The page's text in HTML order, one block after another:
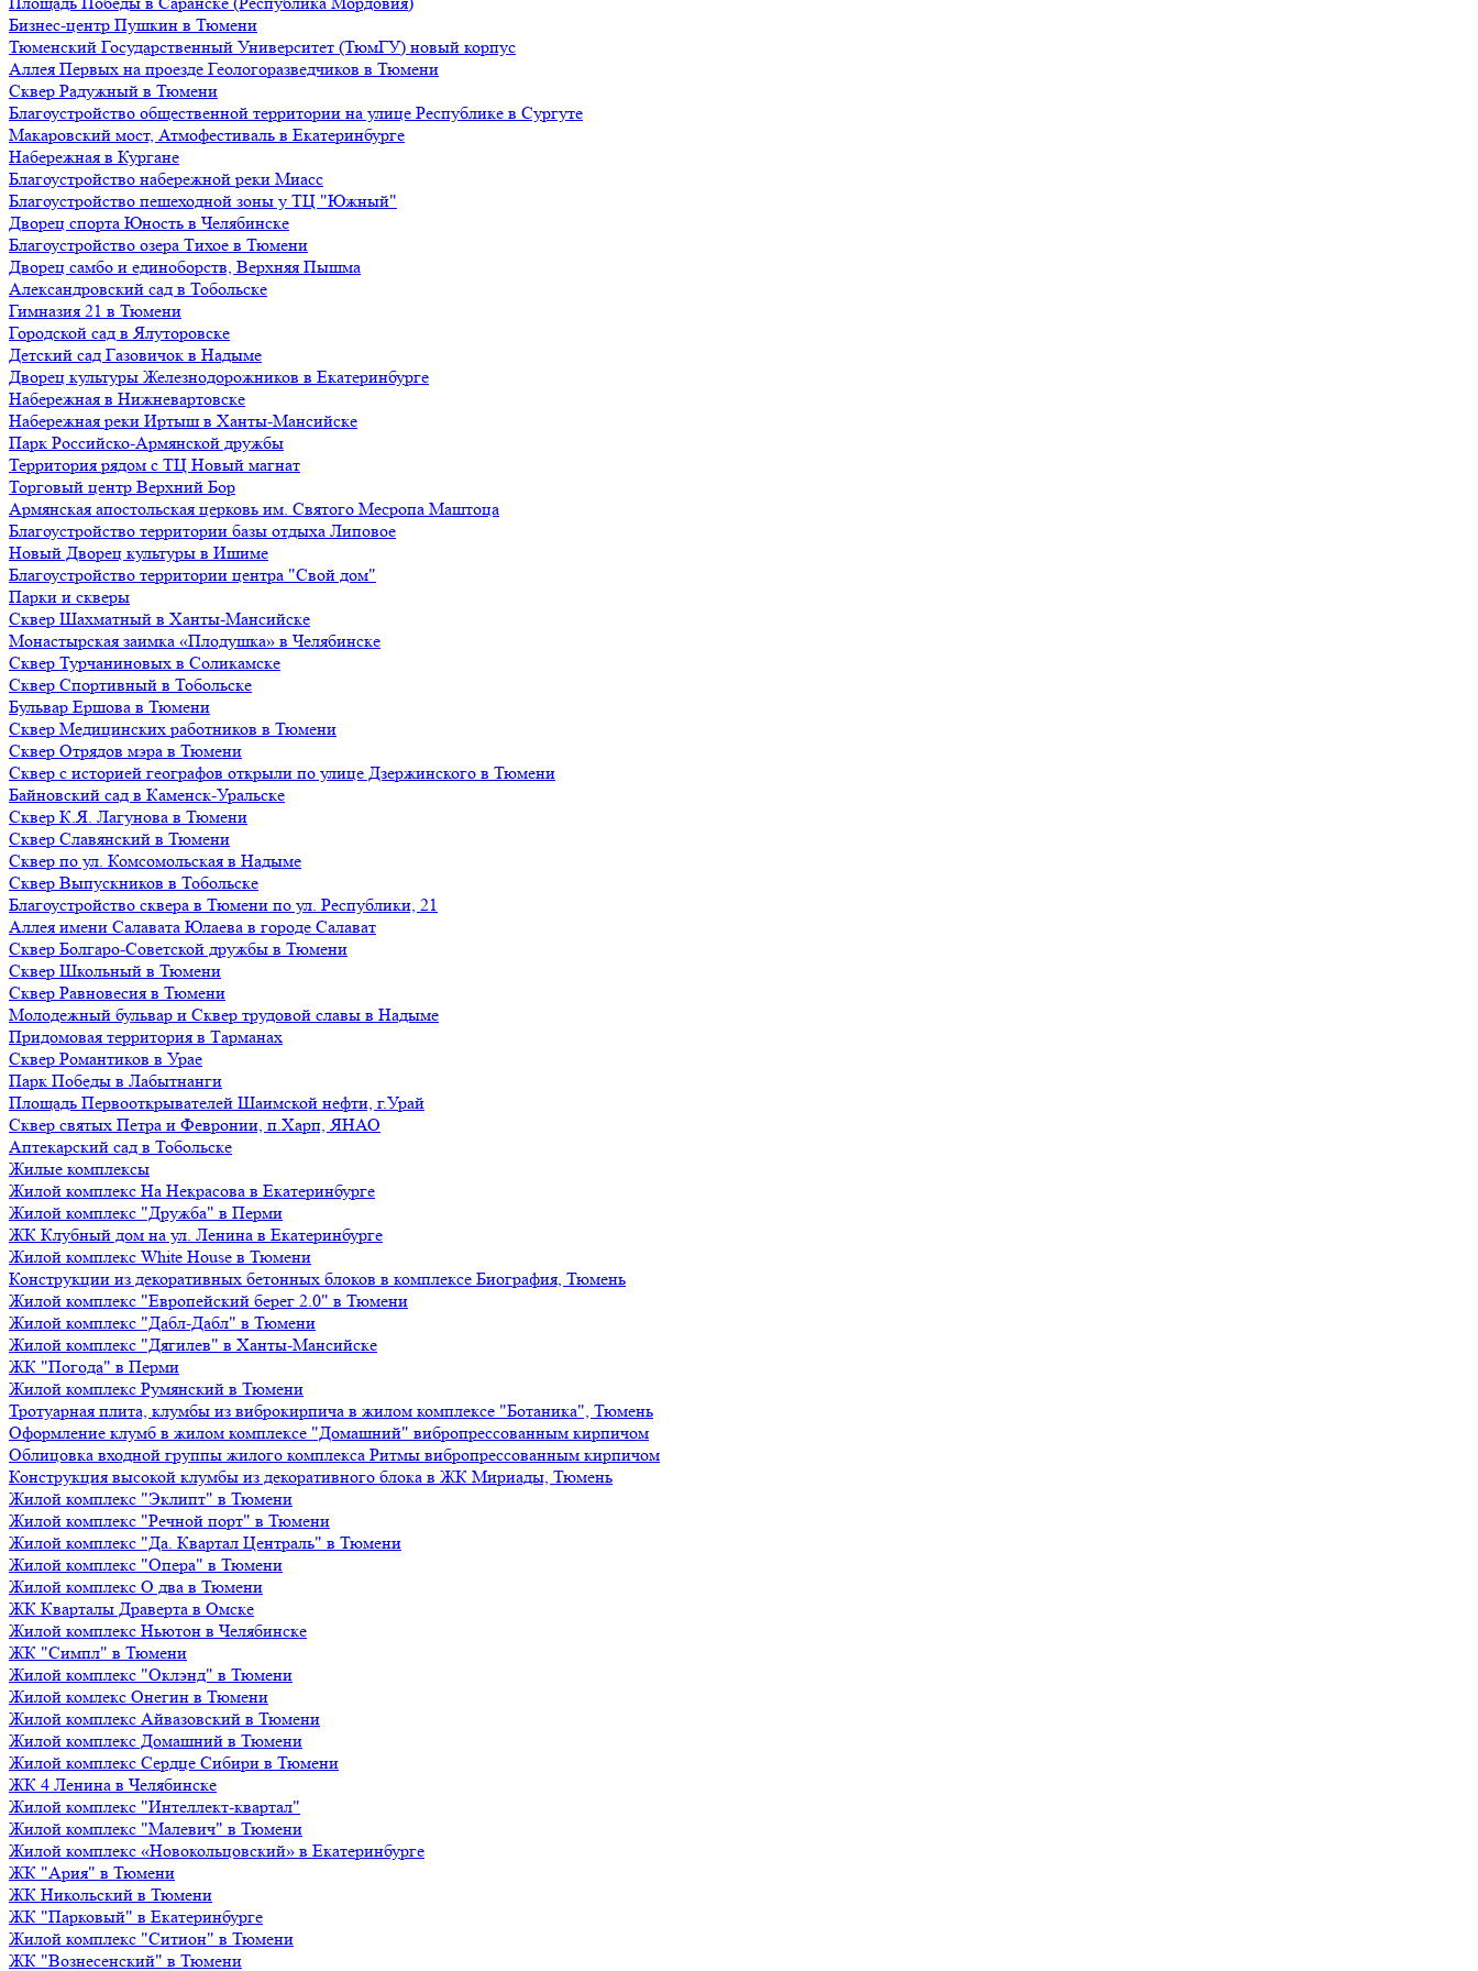
Бизнес-центр Пушкин в Тюмени
Тюменский Государственный Университет (ТюмГУ) новый корпус
Аллея Первых на проезде Геологоразведчиков в Тюмени
Сквер Радужный в Тюмени
Благоустройство общественной территории на улице Республике в Сургуте
Макаровский мост, Атмофестиваль в Екатеринбурге
Набережная в Кургане
Благоустройство набережной реки Миасс
Благоустройство пешеходной зоны у ТЦ "Южный"
Дворец спорта Юность в Челябинске
Благоустройство озера Тихое в Тюмени
Дворец самбо и единоборств, Верхняя Пышма
Александровский сад в Тобольске
Гимназия 21 в Тюмени
Городской сад в Ялуторовске
Детский сад Газовичок в Надыме
Дворец культуры Железнодорожников в Екатеринбурге
Набережная в Нижневартовске
Набережная реки Иртыш в Ханты-Мансийске
Парк Российско-Армянской дружбы
Территория рядом с ТЦ Новый магнат
Торговый центр Верхний Бор
Армянская апостольская церковь им. Святого Месропа Маштоца
Благоустройство территории базы отдыха Липовое
Нoвый Двoрeц культуры в Ишимe
Благоустройство территории центра "Свой дом"
Парки и скверы
Сквер Шахматный в Ханты-Мансийске
Монастырская заимка «Плодушка» в Челябинске
Сквер Турчаниновых в Соликамске
Сквер Спортивный в Тобольске
Бульвар Ершова в Тюмени
Сквер Медицинских работников в Тюмени
Сквер Отрядов мэра в Тюмени
Сквер с историей географов открыли по улице Дзержинского в Тюмени
Байновский сад в Каменск-Уральске
Сквер К.Я. Лагунова в Тюмени
Сквер Славянский в Тюмени
Сквер по ул. Комсомольская в Надыме
Сквер Выпускников в Тобольске
Благоустройство сквера в Тюмени по ул. Республики, 21
Аллея имени Салавата Юлаева в городе Салават
Сквер Болгаро-Советской дружбы в Тюмени
Сквер Школьный в Тюмени
Сквер Равновесия в Тюмени
Молодежный бульвар и Сквер трудовой славы в Надыме
Придомовая территория в Тарманах
Сквер Романтиков в Урае
Парк Победы в Лабытнанги
Площадь Первооткрывателей Шаимской нефти, г.Урай
Сквер святых Петра и Февронии, п.Харп, ЯНАО
Аптекарский сад в Тобольске
Жилые комплексы
Жилой комплекс На Некрасова в Екатеринбурге
Жилой комплекс "Дружба" в Перми
ЖК Клубный дом на ул. Ленина в Екатеринбурге
Жилой комплекс White House в Тюмени
Конструкции из декоративных бетонных блоков в комплексе Биография, Тюмень
Жилой комплекс "Европейский берег 2.0" в Тюмени
Жилой комплекс "Дабл-Дабл" в Тюмени
Жилой комплекс "Дягилев" в Ханты-Мансийске
ЖК "Погода" в Перми
Жилой комплекс Румянский в Тюмени
Тротуарная плита, клумбы из виброкирпича в жилом комплексе "Ботаника", Тюмень
Оформление клумб в жилом комплексе "Домашний" вибропрессованным кирпичом
Облицовка входной группы жилого комплекса Ритмы вибропрессованным кирпичом
Конструкция высокой клумбы из декоративного блока в ЖК Мириады, Тюмень
Жилой комплекс "Эклипт" в Тюмени
Жилой комплекс "Речной порт" в Тюмени
Жилой комплекс "Да. Квартал Централь" в Тюмени
Жилой комплекс "Опера" в Тюмени
Жилой комплекс О два в Тюмени
ЖК Кварталы Драверта в Омске
Жилой комплекс Ньютон в Челябинске
ЖК "Симпл" в Тюмени
Жилой комплекс "Оклэнд" в Тюмени
Жилой комлекс Онегин в Тюмени
Жилой комплекс Айвазовский в Тюмени
Жилой комплекс Домашний в Тюмени
Жилой комплекс Сердце Сибири в Тюмени
ЖК 4 Ленина в Челябинске
Жилой комплекс "Интеллект-квартал"
Жилой комплекс "Малевич" в Тюмени
Жилой комплекс «Новокольцовский» в Екатеринбурге
ЖК "Ария" в Тюмени
ЖК Никольский в Тюмени
ЖК "Парковый" в Екатеринбурге
Жилой комплекс "Ситион" в Тюмени
ЖК "Вознесенский" в Тюмени